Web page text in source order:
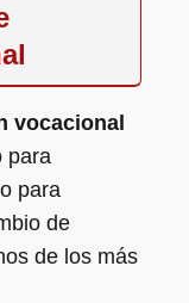
vocacional
para
para
de
de los más